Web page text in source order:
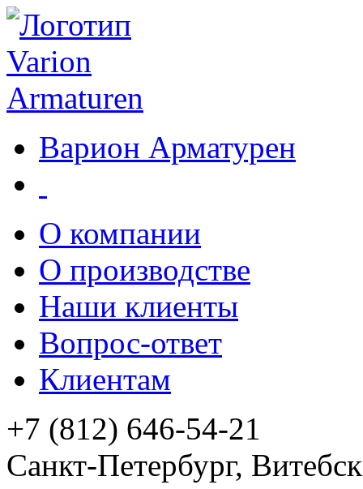
Варион Арматурен
О компании
О производстве
Наши клиенты
Вопрос-ответ
Клиентам
+7 (812) 646-54-21
Санкт-Петербург,